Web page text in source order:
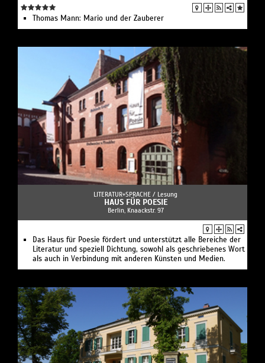
Thomas Mann: Mario und der Zauberer
LITERATUR+SPRACHE / Lesung
HAUS FÜR POESIE
Berlin, Knaackstr. 97
Das Haus für Poesie fördert und unterstützt alle Bereiche der
Literatur und speziell Dichtung, sowohl als geschriebenes Wort
als auch in Verbindung mit anderen Künsten und Medien.